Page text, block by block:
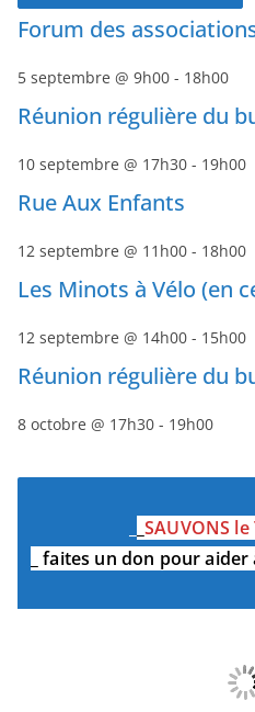
Forum des
5 septembre @ 9h00 - 18h00
Réunion régulière du
10 septembre @ 17h30 - 19h00
Rue Aux Enfants
12 septembre @ 11h00 - 18h00
Les Minots à Vélo (en
12 septembre @ 14h00 - 15h00
Réunion régulière du
8 octobre @ 17h30 - 19h00
_SAUVONS le
_faites un don pour